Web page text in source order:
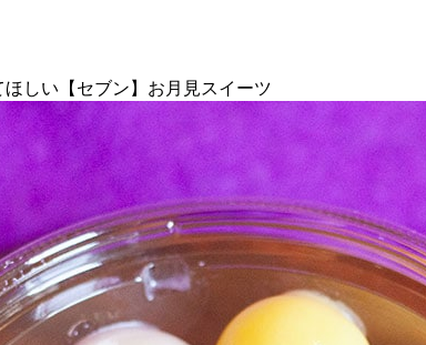
しい【セブン】お月見スイーツ